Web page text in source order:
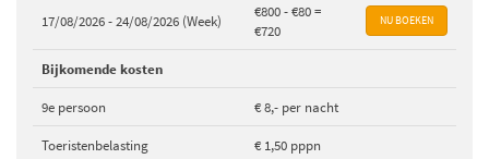
17/08/2026 - 24/08/2026 (Week)
€800 - €80 =
€720
Bijkomende kosten
9e persoon € 8,- per nacht
Toeristenbelasting € 1,50 pppn